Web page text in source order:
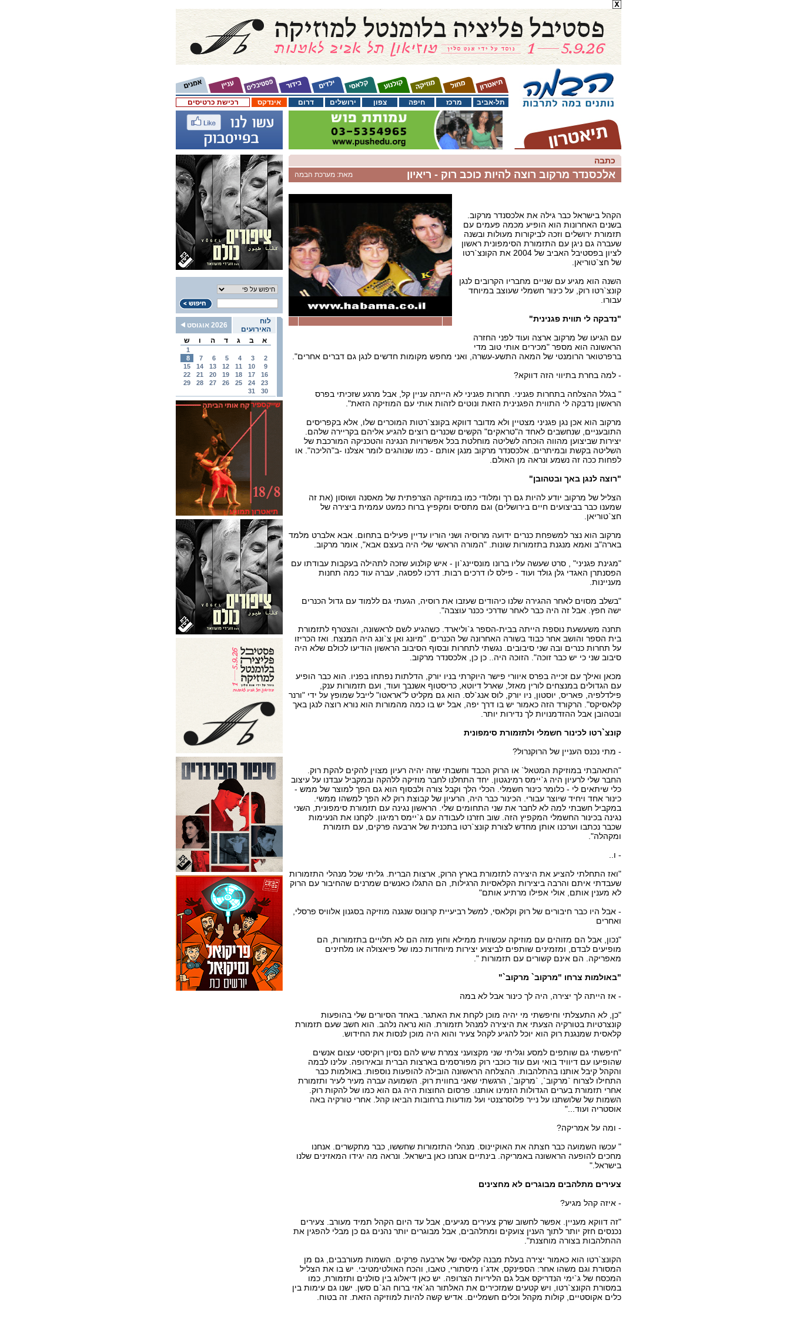
רכישת כרטיסים אינדקס דרום ירושלים צפון חיפה מרכז תל-אביב
לוח
האירועים
2026 אוגוסט
א
ב ג ד ה ו ש
1
2
3
4
5
6
7
8
9
10
11
12
13
14
15
16
17
18
19
20
21
22
23
24
25
26
27
28
29
30
31
כתבה
מאת: מערכת הבמה אלכסנדר מרקוב רוצה להיות כוכב רוק - ריאיון
הקהל בישראל כבר גילה את אלכסנדר מרקוב.
בשנים האחרונות הוא הופיע מכמה פעמים עם
תזמורת ירושלים וזכה לביקורות מעולות ובשנה
שעברה גם ניגן עם התזמורת הסימפונית ראשון
לציון בפסטיבל האביב של 2004 את הקונצ`רטו
של חצ`טוריאן.
השנה הוא מגיע עם שניים מחבריו הקרובים לנגן
קונצ`רטו רוק, על כינור חשמלי שעוצב במיוחד
עבורו.
"נדבקה לי תווית פגנינית"
עם הגיעו של מרקוב ארצה ועוד לפני החזרה
הראשונה הוא מספר "מכירים אותי טוב מדי
ברפרטואר הרומנטי של המאה התשע-עשרה, ואני מחפש מקומות חדשים לנגן גם דברים אחרים".
- למה בחרת בתיווי הזה דווקא?
" בגלל ההצלחה בתחרות פגניני. תחרות פגניני לא הייתה עניין קל, אבל מרגע שזכיתי בפרס
הראשון נדבקה לי התווית הפגנינית הזאת ונוטים לזהות אותי עם המוזיקה הזאת".
מרקוב הוא אכן נגן פגניני מצטיין ולא מדובר דווקא בקונצ`רטות המוכרים שלו, אלא בקפריסים
התובעניים, שנחשבים לאחד ה"טראקים" הקשים שכנרים רוצים להגיע אליהם בקריירה שלהם.
יצירות שביצוען מהווה הוכחה לשליטה מוחלטת בכל אפשרויות הנגינה והטכניקה המורכבת של
השליטה בקשת ובמיתרים. אלכסנדר מרקוב מנגן אותם - כמו שנוהגים לומר אצלנו -ב"הליכה". או
לפחות ככה זה נשמע ונראה מן האולם.
"רוצה לנגן באך ובטהובן"
הצליל של מרקוב יודע להיות גם רך ומלודי כמו במוזיקה הצרפתית של מאסנה ושוסון (את זה
שמענו כבר בביצועים חיים בירושלים) וגם מתסיס ומקפיץ ברוח כמעט עממית ביצירה של
חצ`טוריאן.
מרקוב הוא נצר למשפחת כנרים ידועה מרוסיה ושני הוריו עדיין פעילים בתחום. אבא אלברט מלמד
בארה"ב ואמא מנגנת בתזמורות שונות. "המורה הראשי שלי היה בעצם אבא", אומר מרקוב.
"מגינת פגניני" , סרט שעשה עליו ברונו מונסיינג`ון - איש קולנוע שזכה לתהילה בעקבות עבודתו עם
הפסנתרן האגדי גלן גולד ועוד - פילס לו דרכים רבות. דרכו לפסגה, עברה עוד כמה תחנות
מעניינות.
"בשלב מסוים לאחר ההגירה שלנו כיהודים שעזבו את רוסיה, הגעתי גם ללמוד עם גדול הכנרים
ישה חפץ. אבל זה היה כבר לאחר שדרכי ככנר עוצבה".
תחנה משעשעת נוספת הייתה בבית-הספר ג`וליארד. כשהגיע לשם לראשונה, והצטרף לתזמורת
בית הספר והושב אחר כבוד בשורה האחרונה של הכנרים. "מיונג ואן צ`ונג היה המנצח. ואז הכריזו
על תחרות כנרים ובה שני סיבובים. נגשתי לתחרות ובסוף הסיבוב הראשון הודיעו לכולם שלא היה
סיבוב שני כי יש כבר זוכה". הזוכה היה.. כן כן, אלכסנדר מרקוב.
מכאן ואילך עם זכייה בפרס איוורי פישר היוקרתי בניו יורק, הדלתות נפתחו בפניו. הוא כבר הופיע
עם הגדולים במנצחים לורין מאזל, שארל דיוטא, כריסטוף אשנבך ועוד, ועם תזמורות ענק,
פילדלפיה, פאריס, יוסטון, ניו יורק, לוס אנג`לס. הוא גם מקליט ל"אראטו" לייבל שמופץ על ידי "ורנר
קלאסיקס". הרקורד הזה כאמור יש בו דרך יפה, אבל יש בו כמה מהמורות הוא נורא רוצה לנגן באך
ובטהובן אבל ההזדמנויות לך נדירות יותר.
קונצ`רטו לכינור חשמלי ולתזמורת סימפונית
- מתי נכנס העניין של הרוקנרול?
"התאהבתי במוזיקת המטאל` או הרוק הכבד וחשבתי שזה יהיה רעיון מצוין להקים להקת רוק.
החבר שלי לרעיון היה ג`יימס רמינגטון. יחד התחלנו לחבר מוזיקה ללהקה ובמקביל עבדנו על עיצוב
כלי שיתאים לי - כלומר כינור חשמלי. הכלי הלך וקבל צורה ולבסוף הוא גם הפך למוצר של ממש -
כינור אחד ויחיד שיוצר עבורי. הכינור כבר היה, הרעיון של קבוצת רוק לא הפך למשהו ממשי.
במקביל חשבתי למה לא לחבר את שני התחומים שלי. הראשון נגינה עם תזמורת סימפונית, השני
נגינה בכינור החשמלי המקפיץ הזה. שוב חזרנו לעבודה עם ג`יימס רמיגון. לקחנו את הנעימות
שכבר נכתבו וערכנו אותן מחדש לצורת קונצ`רטו בתכנית של ארבעה פרקים, עם תזמורת
ומקהלה".
- ו..
"ואז התחלתי להציע את היצירה לתזמורת בארץ הרוק, ארצות הברית. גליתי שכל מנהלי התזמורות
שעבדתי איתם והרבה ביצירות הקלאסיות הרגילות, הם התגלו כאנשים שמרנים שהחיבור עם הרוק
לא מענין אותם, אולי אפילו מרתיע אותם"
- אבל היו כבר חיבורים של רוק וקלאסי, למשל רביעיית קרונוס שנגנה מוזיקה בסגנון אלוויס פרסלי,
ואחרים
"נכון, אבל הם מזוהים עם מוזיקה עכשווית ממילא וחוץ מזה הם לא תלויים בתזמורות, הם
מופיעים לבדם, ומזמינים שותפים לביצוע יצירות מיוחדות כמו של פיאצולה או מלחינים
מאפריקה. הם אינם קשורים עם תזמורות ".
"באולמות צרחו "מרקוב` מרקוב`"
- אז הייתה לך יצירה, היה לך כינור אבל לא במה
"כן, לא התעצלתי וחיפשתי מי יהיה מוכן לקחת את האתגר. באחד הסיורים שלי בהופעות
קונצרטיות בטורקיה הצעתי את היצירה למנהל תזמורת. הוא נראה נלהב. הוא חשב שעם תזמורת
קלאסית שמנגנת רוק הוא יוכל להגיע לקהל צעיר והוא היה מוכן לנסות את החידוש.
"חיפשתי גם שותפים למסע וגליתי שני מקצועני צמרת שיש להם נסיון רוקיסטי עצום אנשים
שהופיעו עם דיוויד בואי ועם עוד כוכבי רוק מפורסמים בארצות הברית ובאירופה. עלינו לבמה
והקהל קיבל אותנו בהתלהבות. ההצלחה הראשונה הובילה להופעות נוספות. באולמות כבר
התחילו לצרוח `מרקוב`, `מרקוב`, הרגשתי שאני בחווית רוק. השמועה עברה מעיר לעיר ותזמורת
אחרי תזמורת בערים הגדולות הזמינו אותנו. פרסום החוצות היה גם הוא כמו של להקות רוק.
השמות של שלושתנו על נייר פלוסרצנטי ועל מודעות ברחובות הביאו קהל. אחרי טורקיה באה
אוסטריה ועוד..."
- ומה על אמריקה?
" עכשו השמועה כבר חצתה את האוקיינוס. מנהלי התזמורות שחששו, כבר מתקשרים. אנחנו
מחכים להופעה הראשונה באמריקה. בינתיים אנחנו כאן בישראל. ונראה מה יגידו המאזינים שלנו
בישראל."
צעירים מתלהבים מבוגרים לא מחצינים
- איזה קהל מגיע?
"זה דווקא מעניין. אפשר לחשוב שרק צעירים מגיעים, אבל עד היום הקהל תמיד מעורב. צעירים
נכנסים חזק יותר לתוך הענין צועקים ומתלהבים, אבל מבוגרים יותר נהנים גם כן מבלי להפגין את
ההתלהבות בצורה מוחצנת".
הקונצ`רטו הוא כאמור יצירה בעלת מבנה קלאסי של ארבעה פרקים. השמות מעורבבים, גם מן
המסורת וגם משהו אחר: הספינקס, אדג`ו מיסתורי, טאבו, והכח האולטימטיבי. יש בו את הצליל
המכסח של ג`ימי הנדריקס אבל גם הליריות הצרופה. יש כאן דיאלוג בין סולנים ותזמורת, כמו
במסורת הקונצ`רטו, ויש קטעים שמזכירים את האלתור הג`אזי ברוח הג`ם סשן. ישנו גם עימות בין
כלים אקוסטיים, קולות מקהל וכלים חשמליים. אדיש קשה להיות למוזיקה הזאת. זה בטוח.